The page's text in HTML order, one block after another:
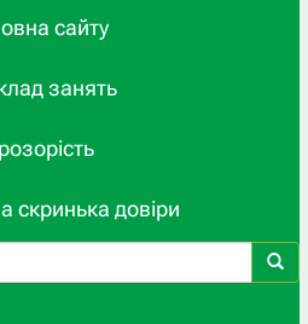
сайту
занять
скринька довіри